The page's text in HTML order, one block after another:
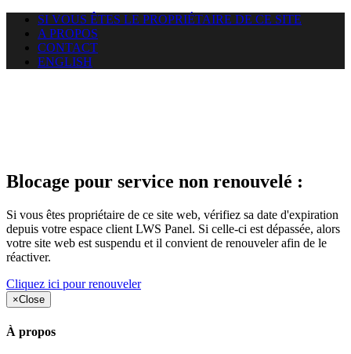
SI VOUS ÊTES LE PROPRIÉTAIRE DE CE SITE
A PROPOS
CONTACT
ENGLISH
Blocage pour service non renouvelé :
Si vous êtes propriétaire de ce site web, vérifiez sa date d'expiration
depuis votre espace client LWS Panel. Si celle-ci est dépassée, alors
votre site web est suspendu et il convient de renouveler afin de le
réactiver.
Cliquez ici pour renouveler
×Close
À propos